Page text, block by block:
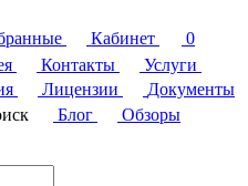
Кабинет
0
Контакты
Услуги
Лицензии
Документы
Блог
Обзоры